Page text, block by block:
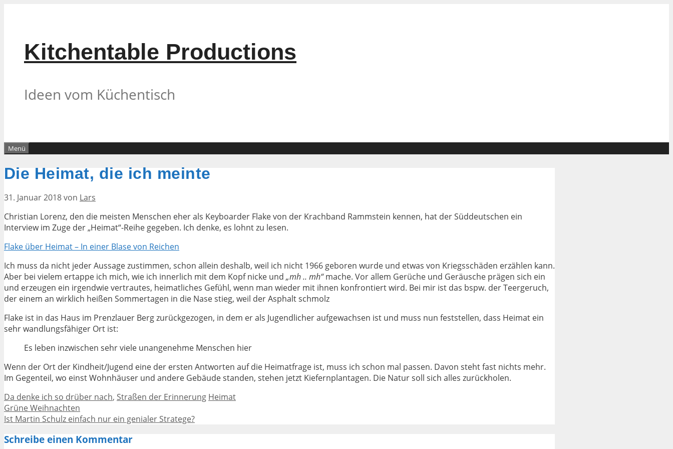
Kitchentable Productions
Ideen vom Küchentisch
Menü
Die Heimat, die ich meinte
31. Januar 2018von Lars
Christian Lorenz, den die meisten Menschen eher als Keyboarder Flake von der Krachband Rammstein kennen, hat der Süddeutschen ein
Interview im Zuge der „Heimat“-Reihe gegeben. Ich denke, es lohnt zu lesen.
Flake über Heimat – In einer Blase von Reichen
Ich muss da nicht jeder Aussage zustimmen, schon allein deshalb, weil ich nicht 1966 geboren wurde und etwas von Kriegsschäden erzählen kann.
Aber bei vielem ertappe ich mich, wie ich innerlich mit dem Kopf nicke und „mh .. mh“mache. Vor allem Gerüche und Geräusche prägen sich ein
und erzeugen ein irgendwie vertrautes, heimatliches Gefühl, wenn man wieder mit ihnen konfrontiert wird. Bei mir ist das bspw. der Teergeruch,
der einem an wirklich heißen Sommertagen in die Nase stieg, weil der Asphalt schmolz
Flake ist in das Haus im Prenzlauer Berg zurückgezogen, in dem er als Jugendlicher aufgewachsen ist und muss nun feststellen, dass Heimat ein
sehr wandlungsfähiger Ort ist:
Es leben inzwischen sehr viele unangenehme Menschen hier
Wenn der Ort der Kindheit/Jugend eine der ersten Antworten auf die Heimatfrage ist, muss ich schon mal passen. Davon steht fast nichts mehr.
Im Gegenteil, wo einst Wohnhäuser und andere Gebäude standen, stehen jetzt Kiefernplantagen. Die Natur soll sich alles zurückholen.
Kategorien
Da denke ich so drüber nach, Straßen der Erinnerung Schlagwörter
Heimat
Grüne Weihnachten
Ist Martin Schulz einfach nur ein genialer Stratege?
Schreibe einen Kommentar